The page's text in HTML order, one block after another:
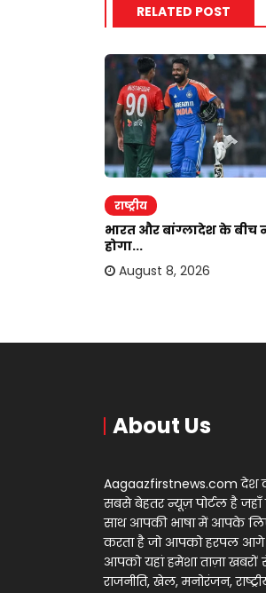
RELATED POST
राष्ट्रीय
भारत और बांग्लादेश के बीच
होगा...
August 8, 2026
About Us
Aagaazfirstnews.com देश
सबसे बेहतर न्यूज़ पोर्टल है
साथ आपकी भाषा में आपके
करता है जो आपको हरपल
आपको यहां हमेशा ताज़ा खबरों
राजनीति, खेल, मनोरंजन,